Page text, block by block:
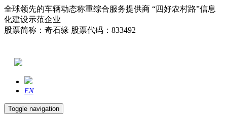
全球领先的车辆动态称重综合服务提供商 “四好农村路”信息
化建设示范企业
股票简称：奇石缘 股票代码：833492
EN
Toggle navigation